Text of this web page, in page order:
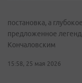
постановка, а
предложенное
Кончаловским
15:58, 25 мая 2026